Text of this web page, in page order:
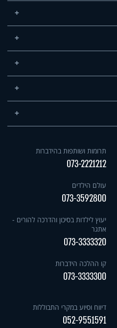
תרומות ושותפות בהידברות
073-2221212
עולם הילדים
073-3592800
יעוץ לילדות בסיכון והדרכה להורים -
אתגר
073-3333320
קו ההלכה הידברות
073-3333300
דיווח וסיוע במקרי התבוללות
052-9551591